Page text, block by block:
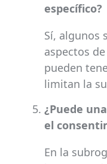
específico?
Sí, algunos
aspectos
pueden
limitan la
¿Puede
el
En la